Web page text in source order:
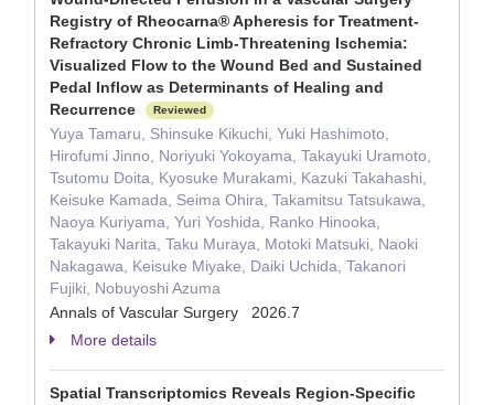
Registry of Rheocarna® Apheresis for Treatment-
Refractory Chronic Limb-Threatening Ischemia:
Visualized Flow to the Wound Bed and Sustained
Pedal Inflow as Determinants of Healing and
Recurrence
Reviewed
Yuya Tamaru, Shinsuke Kikuchi, Yuki Hashimoto,
Hirofumi Jinno, Noriyuki Yokoyama, Takayuki Uramoto,
Tsutomu Doita, Kyosuke Murakami, Kazuki Takahashi,
Keisuke Kamada, Seima Ohira, Takamitsu Tatsukawa,
Naoya Kuriyama, Yuri Yoshida, Ranko Hinooka,
Takayuki Narita, Taku Muraya, Motoki Matsuki, Naoki
Nakagawa, Keisuke Miyake, Daiki Uchida, Takanori
Fujiki, Nobuyoshi Azuma
Annals of Vascular Surgery 2026.7
More details
Spatial Transcriptomics Reveals Region-Specific